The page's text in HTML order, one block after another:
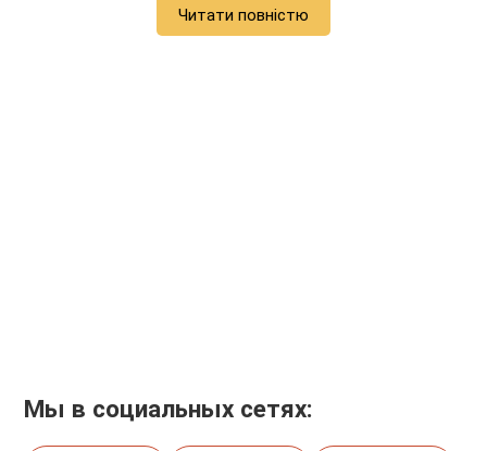
Читати повністю
Мы в социальных сетях: